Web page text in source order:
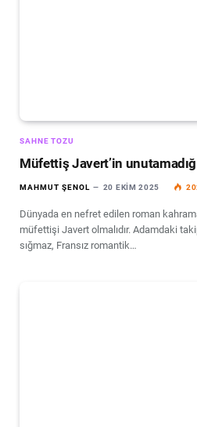
SAHNE TOZU
Müfettiş Javert’in
MAHMUT ŞENOL 20 EKIM 2025
Dünyada en nefret edilen roman
müfettişi Javert olmalıdır. Adamdaki
sığmaz, Fransız romantik…